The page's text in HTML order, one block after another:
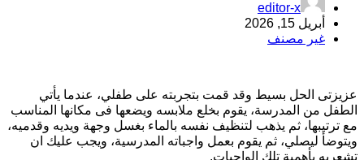
editor-x
أبريل 15, 2026
غير مصنف
عزيزتى الحل بسيط وقد قمت بتجربته على طفلي، عندما يأتي
الطفل من المدرسة، يقوم بخلع ملابسه ويضعها فى مكانها المناسب
مع ترتيبها، ثم يذهب لتنظيف نفسه بالماء بغسل وجهة ويديه وقدميه،
ويتوضأ ليصلي، ثم يقوم بعمل واجباته المدرسية، ويجب عليك ان
تشعريه بأهمية تلك الواجبات.